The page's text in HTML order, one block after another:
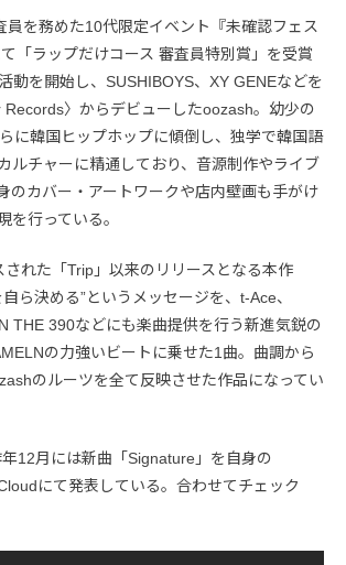
員を務めた10代限定イベント『未確認フェス
「ラップだけコース 審査員特別賞」を受賞
動を開始し、SUSHIBOYS、XY GENEなどを
〉からデビューしたoozash。幼少の
に韓国ヒップホップに傾倒し、独学で韓国語
ルチャーに精通しており、音源制作やライブ
のカバー・アートワークや店内壁画も手がけ
を行っている。
された「Trip」以来のリリースとなる本作
ら決める”というメッセージを、t-Ace、
THE 390などにも楽曲提供を行う新進気鋭の
の力強いビートに乗せた1曲。曲調から
のルーツを全て反映させた作品になってい
12月には新曲「Signature」を自身の
にて発表している。合わせてチェック